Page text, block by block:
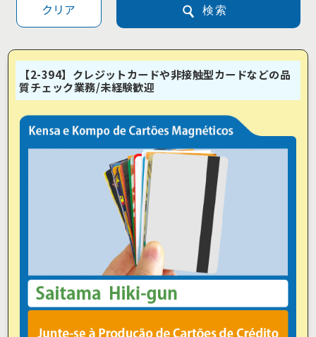
クリア 検索
【2-394】クレジットカードや非接触型カードなどの品
質チェック業務/未経験歓迎